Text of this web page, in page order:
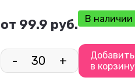
от 99.9 руб. В наличии
- +
Добавить
в корзину